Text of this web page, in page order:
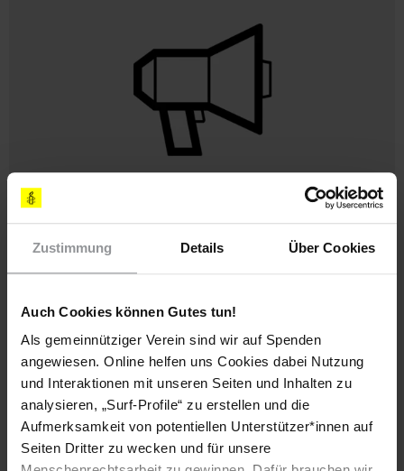
Zustimmung Details Über Cookies
Auch Cookies können Gutes tun!
Als gemeinnütziger Verein sind wir auf Spenden
angewiesen. Online helfen uns Cookies dabei Nutzung
und Interaktionen mit unseren Seiten und Inhalten zu
analysieren, „Surf-Profile“ zu erstellen und die
Aufmerksamkeit von potentiellen Unterstützer*innen auf
Seiten Dritter zu wecken und für unsere
Zivilcourage leben
Schau bei Hass, Gewalt, oder Diskriminierung nicht weg,
sondern beziehe deutlich Position und stärke die
Betroffenen.
-> Erfahre in unserem Leitfaden, was du tun kannst, wenn
jemand rassistisch angegriffen wird.